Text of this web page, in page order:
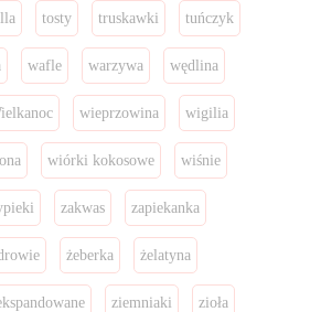
tosty truskawki tuńczyk
wafle warzywa wędlina
wieprzowina wigilia
wiórki kokosowe wiśnie
zakwas zapiekanka
żeberka żelatyna
ziemniaki zioła